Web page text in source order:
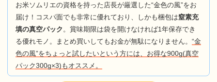
お米ソムリエの資格を持った店長が厳選した“金色の風”をお
届け！コスパ面でも非常に優れており、しかも梱包は窒素充
填の真空パック 。賞味期限は袋を開けなければ1年保存でき
る優れモノ。まとめ買いしてもお金が無駄になりません。 “金
色の風”をちょっと試したいという方には、お得な900g(真空
パック300g×3)もオススメ。